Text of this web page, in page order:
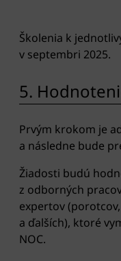
Školenia k
v septembri 2025.
5.
Prvým krokom je
a následne bude
Žiadosti budú
z odborných
expertov
a ďalších), ktoré
NOC.